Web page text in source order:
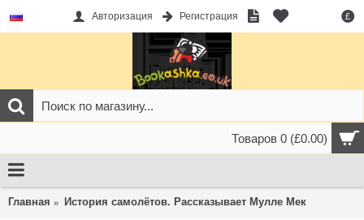
£
Авторизация Регистрация
Товаров 0 (£0.00)
Главная История самолётов. Рассказывает Мулле Мек